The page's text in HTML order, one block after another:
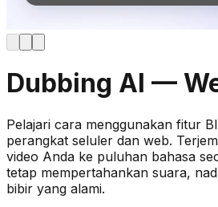
Dubbing AI —
Pelajari cara menggunakan fitur
perangkat seluler dan web.
video Anda ke puluhan bahasa
tetap mempertahankan suara,
bibir yang alami.